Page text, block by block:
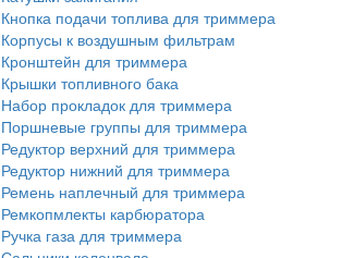
Кнопка подачи топлива для триммера
Корпусы к воздушным фильтрам
Кронштейн для триммера
Крышки топливного бака
Набор прокладок для триммера
Поршневые группы для триммера
Редуктор верхний для триммера
Редуктор нижний для триммера
Ремень наплечный для триммера
Ремкопмлекты карбюратора
Ручка газа для триммера